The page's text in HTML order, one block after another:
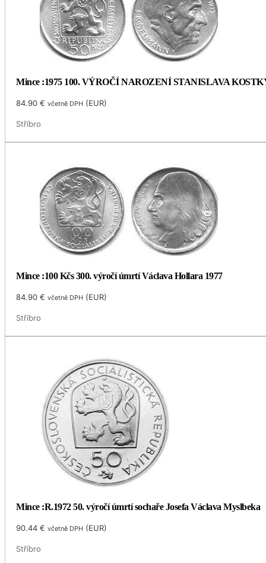
Mince :1975 100. VÝROČÍ NAROZENÍ STANISLAVA
84.90€ včetně DPH (EUR)
Stříbro
Mince :100 Kčs 300. výročí úmrtí Václava Hollara 1977
84.90€ včetně DPH (EUR)
Stříbro
Mince :R.1972 50. výročí úmrtí sochaře Josefa Václava Myslbeka
90.44€ včetně DPH (EUR)
Stříbro